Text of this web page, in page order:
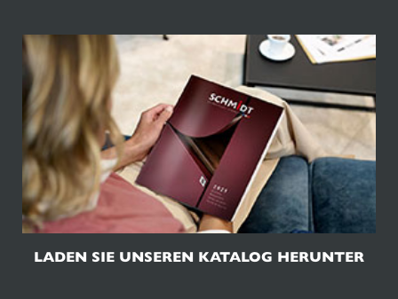
LADEN SIE UNSEREN KATALOG HERUNTER